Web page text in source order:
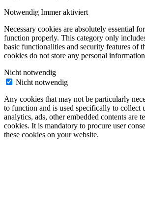
Notwendig Immer aktiviert
Necessary cookies are absolutely essential
function properly. This category only
basic functionalities and security features of
cookies do not store any personal
Nicht notwendig
Nicht notwendig
Any cookies that may not be particularly
to function and is used specifically to collect
analytics, ads, other embedded contents are
cookies. It is mandatory to procure user
these cookies on your website.